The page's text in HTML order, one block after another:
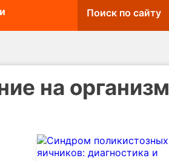
Поиск по сайту
на организм